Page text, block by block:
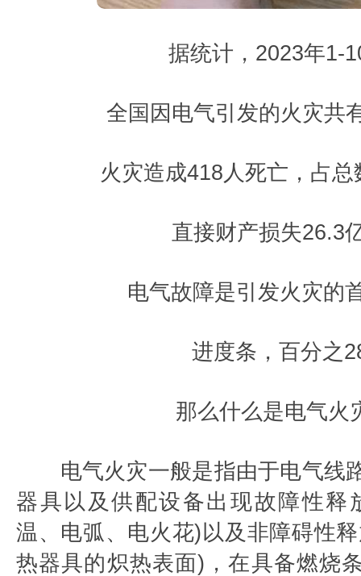
据统计，2023年1-
全国因电气引发的火灾共
火灾造成418人死亡，占总
直接财产损失26.3
电气故障是引发火灾的
进度条，百分之
那么什么是电气火
电气火灾一般是指由于电气线
器具以及供配设备出现故障性释
温、电弧、电火花)以及非障碍性
热器具的炽热表面)，在具备燃烧